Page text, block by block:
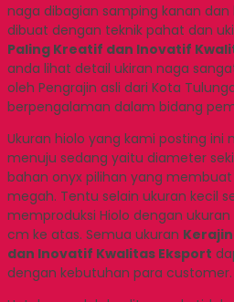
naga dibagian samping kanan dan
dibuat dengan teknik pahat dan
Paling Kreatif dan Inovatif
anda lihat detail ukiran naga
oleh Pengrajin asli dari Kota
berpengalaman dalam bidang
Ukuran hiolo yang kami posting ini
menuju sedang yaitu diameter
bahan onyx pilihan yang
megah. Tentu selain ukuran kecil
memproduksi Hiolo dengan
cm ke atas. Semua ukuran
dan Inovatif Kwalitas Eksport
dengan kebutuhan para customer.